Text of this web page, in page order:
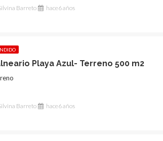
Barreto hace6 años
Playa Azul- Terreno 500 m2
Barreto hace6 años